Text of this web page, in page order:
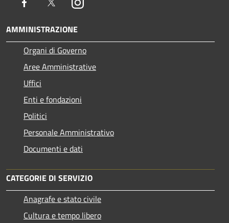
AMMINISTRAZIONE
Organi di Governo
Aree Amministrative
Uffici
Enti e fondazioni
Politici
Personale Amministrativo
Documenti e dati
CATEGORIE DI SERVIZIO
Anagrafe e stato civile
Cultura e tempo libero